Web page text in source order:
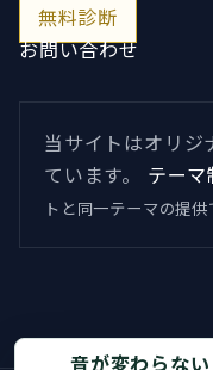
無料診断
お問い合わせ
当サイトはオリ
ています。
テー
トと同一テーマの提
音が変わらない